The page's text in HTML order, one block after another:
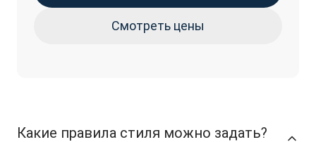
Смотреть цены
Какие правила стиля можно задать?